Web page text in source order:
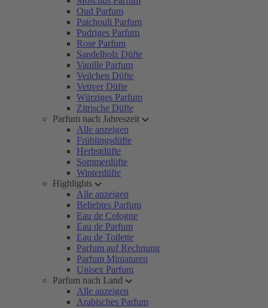
Oud Parfum
Patchouli Parfum
Pudriges Parfum
Rose Parfum
Sandelholz Düfte
Vanille Parfum
Veilchen Düfte
Vetiver Düfte
Würziges Parfum
Zitrische Düfte
Parfum nach Jahreszeit
Alle anzeigen
Frühlingsdüfte
Herbstdüfte
Sommerdüfte
Winterdüfte
Highlights
Alle anzeigen
Beliebtes Parfum
Eau de Cologne
Eau de Parfum
Eau de Toilette
Parfum auf Rechnung
Parfum Miniaturen
Unisex Parfum
Parfum nach Land
Alle anzeigen
Arabisches Parfum